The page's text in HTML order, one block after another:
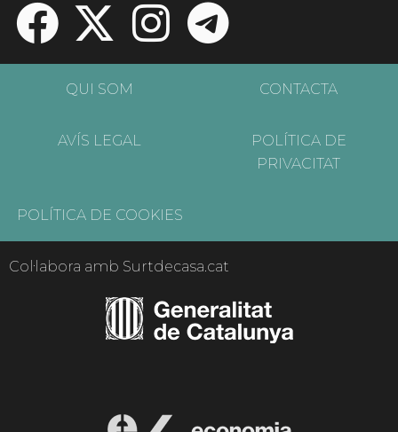
QUI SOM CONTACTA
AVÍS LEGAL
POLÍTICA DE
PRIVACITAT
POLÍTICA DE COOKIES
Col·labora amb Surtdecasa.cat